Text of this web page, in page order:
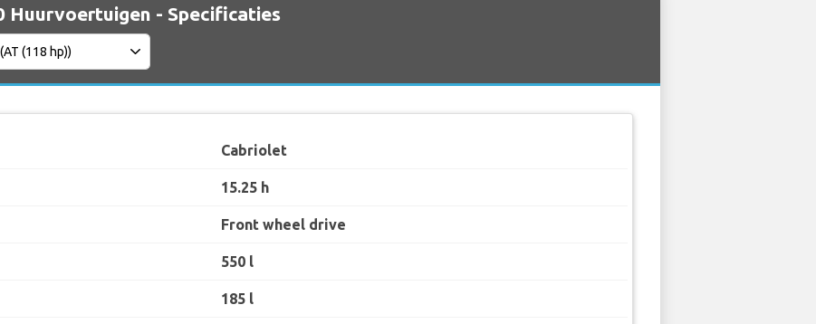
Huurvoertuigen - Specificaties
Cabriolet
15.25 h
Front wheel drive
550 l
185 l